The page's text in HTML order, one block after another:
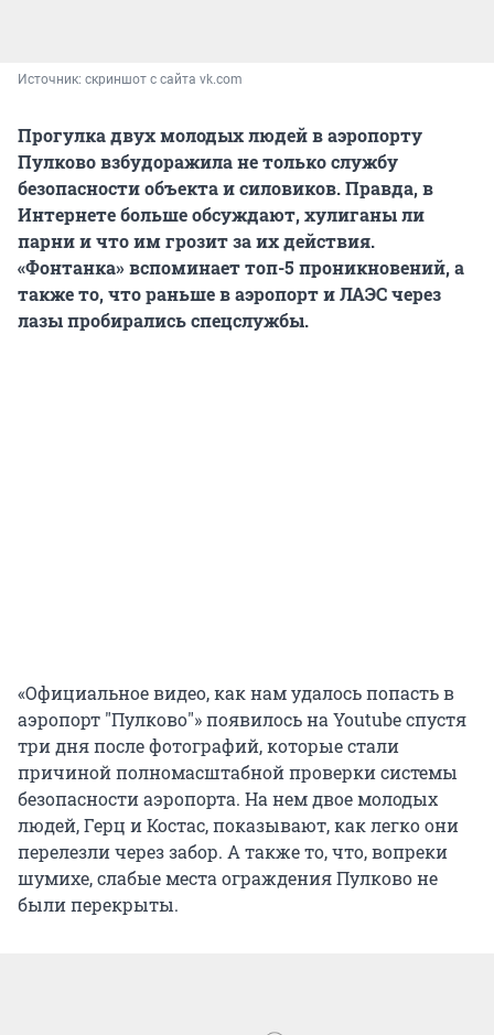
Источник: скриншот с сайта vk.com
Прогулка двух молодых людей в аэропорту
Пулково взбудоражила не только службу
безопасности объекта и силовиков. Правда, в
Интернете больше обсуждают, хулиганы ли
парни и что им грозит за их действия.
«Фонтанка» вспоминает топ-5 проникновений, а
также то, что раньше в аэропорт и ЛАЭС через
лазы пробирались спецслужбы.
«Официальное видео, как нам удалось попасть в
аэропорт "Пулково"» появилось на Youtube спустя
три дня после фотографий, которые стали
причиной полномасштабной проверки системы
безопасности аэропорта. На нем двое молодых
людей, Герц и Костас, показывают, как легко они
перелезли через забор. А также то, что, вопреки
шумихе, слабые места ограждения Пулково не
были перекрыты.